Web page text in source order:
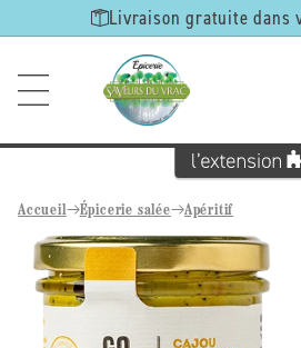
Ignorer et
passer au Livraison gratuite dans
Accueil Épicerie salée Apéritif
Passer aux
informations
produits